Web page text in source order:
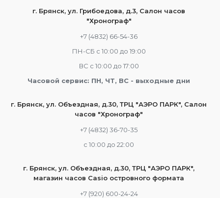
г. Брянск, ул. Грибоедова, д.3, Салон часов
"Хронограф"
+7 (4832) 66-54-36
ПН-СБ с 10:00 до 19:00
ВС с 10:00 до 17:00
Часовой сервис: ПН, ЧТ, ВС - выходные дни
г. Брянск, ул. Объездная, д.30, ТРЦ "АЭРО ПАРК", Салон
часов "Хронограф"
+7 (4832) 36-70-35
c 10:00 до 22:00
г. Брянск, ул. Объездная, д.30, ТРЦ "АЭРО ПАРК",
магазин часов Casio островного формата
+7 (920) 600-24-24